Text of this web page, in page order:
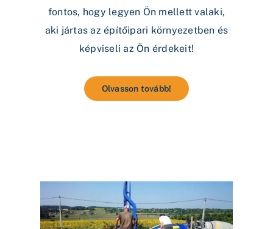
fontos, hogy legyen Ön mellett valaki,
aki jártas az építőipari környezetben és
képviseli az Ön érdekeit!
Olvasson tovább!